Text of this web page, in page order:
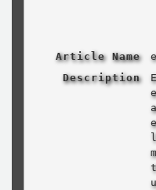
Article Name
Description